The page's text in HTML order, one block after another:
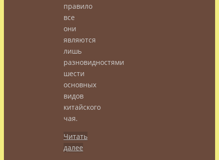
правило
все
они
являются
лишь
разновидностями
шести
основных
видов
китайского
чая.
Читать
далее